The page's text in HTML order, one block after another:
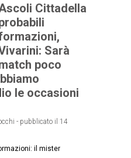
Cittadella
Sarà
poco
le occasioni
- pubblicato il 14
il mister